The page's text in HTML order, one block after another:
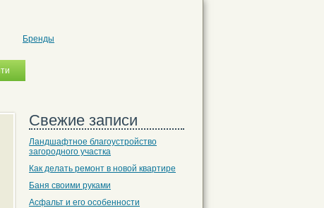
Бренды
Свежие записи
Ландшафтное благоустройство
загородного участка
Как делать ремонт в новой квартире
Баня своими руками
Асфальт и его особенности